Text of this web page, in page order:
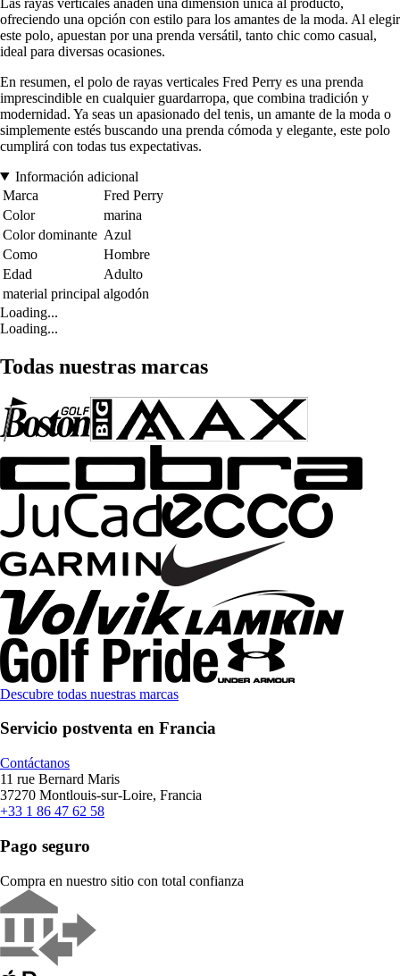
ofreciendo una opción con estilo para los amantes de la moda. Al elegir
este polo, apuestan por una prenda versátil, tanto chic como casual,
ideal para diversas ocasiones.
En resumen, el polo de rayas verticales Fred Perry es una prenda
imprescindible en cualquier guardarropa, que combina tradición y
modernidad. Ya seas un apasionado del tenis, un amante de la moda o
simplemente estés buscando una prenda cómoda y elegante, este polo
cumplirá con todas tus expectativas.
Información adicional
Marca
Fred Perry
Color
marina
Color dominante Azul
Como
Hombre
Edad
Adulto
material principal algodón
Loading...
Loading...
Todas nuestras marcas
Descubre todas nuestras marcas
Servicio postventa en Francia
Contáctanos
11 rue Bernard Maris
37270 Montlouis-sur-Loire, Francia
+33 1 86 47 62 58
Pago seguro
Compra en nuestro sitio con total confianza